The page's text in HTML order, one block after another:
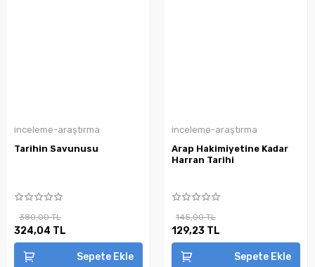
inceleme-araştırma
Tarihin Savunusu
380,00 TL
324,04 TL
Sepete Ekle
inceleme-araştırma
Arap Hakimiyetine Kadar
Harran Tarihi
145,00 TL
129,23 TL
Sepete Ekle